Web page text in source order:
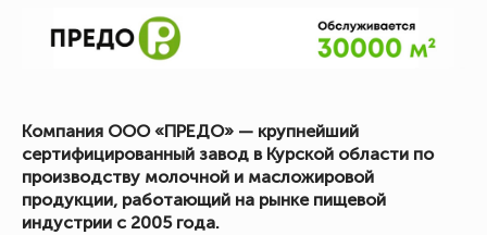
Компания ООО «ПРЕДО» — крупнейший
сертифицированный завод в Курской области по
производству молочной и масложировой
продукции, работающий на рынке пищевой
индустрии с 2005 года.